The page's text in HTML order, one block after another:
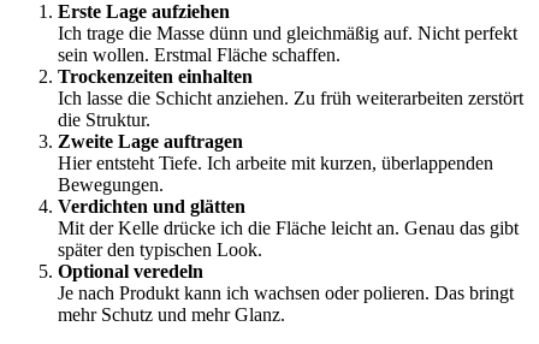
Erste Lage aufziehen
Ich trage die Masse dünn und gleichmäßig auf. Nicht perfekt
sein wollen. Erstmal Fläche schaffen.
Trockenzeiten einhalten
Ich lasse die Schicht anziehen. Zu früh weiterarbeiten zerstört
die Struktur.
Zweite Lage auftragen
Hier entsteht Tiefe. Ich arbeite mit kurzen, überlappenden
Bewegungen.
Verdichten und glätten
Mit der Kelle drücke ich die Fläche leicht an. Genau das gibt
später den typischen Look.
Optional veredeln
Je nach Produkt kann ich wachsen oder polieren. Das bringt
mehr Schutz und mehr Glanz.